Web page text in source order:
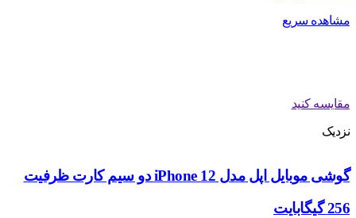
مشاهده سریع
مقایسه کنید
نزدیک
گوشی موبایل اپل مدل iPhone 12 دو سیم‌ کارت ظرفیت
256 گیگابایت